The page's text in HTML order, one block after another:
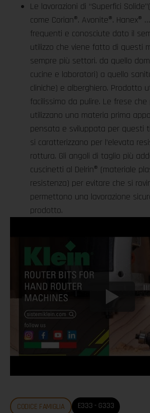
Le lavorazioni di “Superfici
come Corian®. Avonite®. Hanex®
frequenti e conosciute dato il
utilizzo che viene fatto di questi
sempre più settori. da quello
cucine e laboratori) a quello
cliniche) e alberghiero. Prodotto
facilissimo da pulire. Le frese
utilizzano una materia prima
pensata e sviluppata per questi
si caratterizzano per l’elevata
rottura. Gli angoli di taglio più
cuscinetti al Delrin® (materiale
resistenza) per evitare che si
permettono una lavorazione
prodotto.
CODICE FAMIGLIA E333 - G333